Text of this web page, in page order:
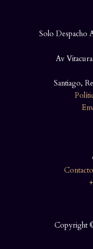
Solo Despacho
Av
Santiago,
Copyright